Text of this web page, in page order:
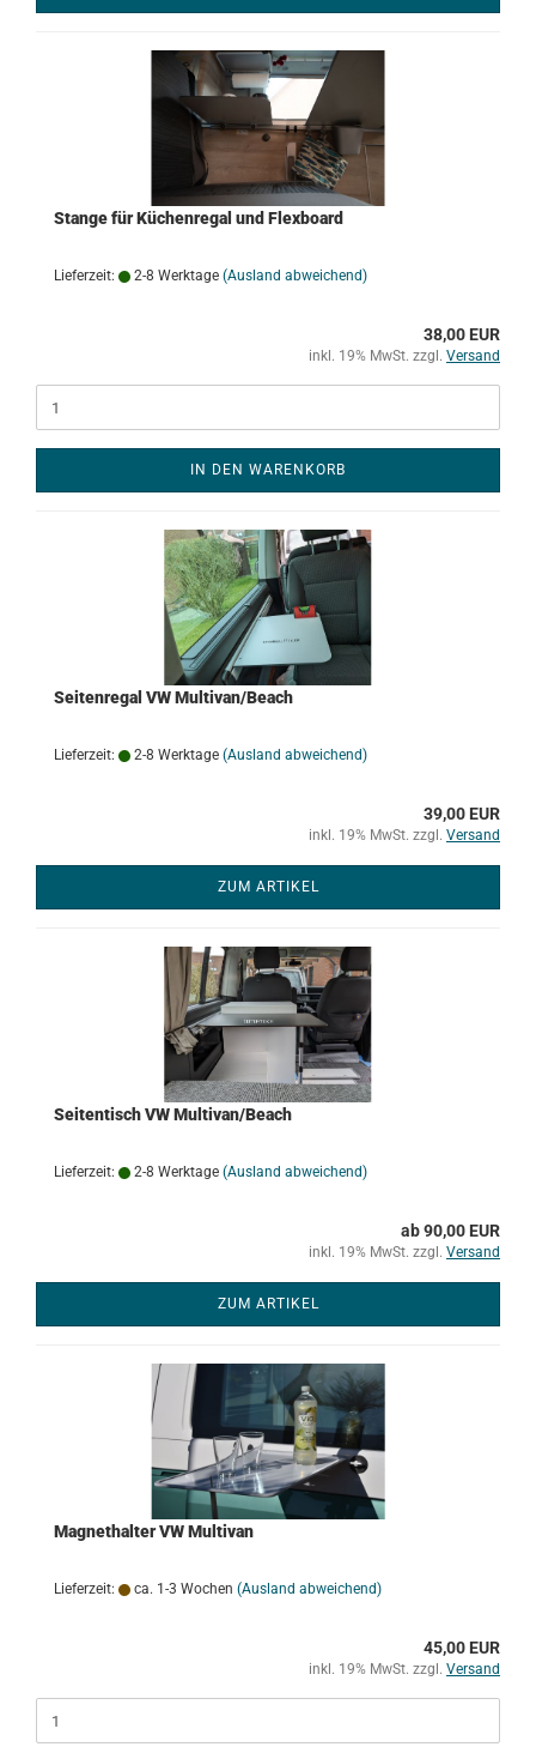
Stange für Küchenregal und Flexboard
Lieferzeit: 2-8 Werktage (Ausland abweichend)
38,00 EUR
inkl. 19% MwSt. zzgl. Versand
IN DEN WARENKORB
Seitenregal VW Multivan/Beach
Lieferzeit: 2-8 Werktage (Ausland abweichend)
39,00 EUR
inkl. 19% MwSt. zzgl. Versand
ZUM ARTIKEL
Seitentisch VW Multivan/Beach
Lieferzeit: 2-8 Werktage (Ausland abweichend)
ab 90,00 EUR
inkl. 19% MwSt. zzgl. Versand
ZUM ARTIKEL
Magnethalter VW Multivan
Lieferzeit: ca. 1-3 Wochen (Ausland abweichend)
45,00 EUR
inkl. 19% MwSt. zzgl. Versand